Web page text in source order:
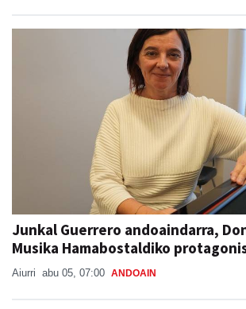
Junkal Guerrero andoaindarra,
Musika Hamabostaldiko
Aiurri abu 05, 07:00 ANDOAIN